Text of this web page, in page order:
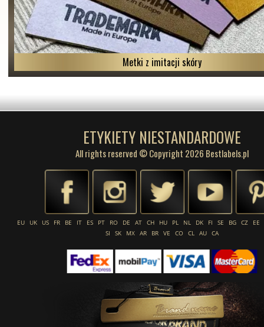
Metki z imitacji skóry
ETYKIETY NIESTANDARDOWE
All rights reserved © Copyright 2026 Bestlabels.pl
EU UK US FR BE IT ES PT RO DE AT CH HU PL NL DK FI SE BG CZ
EE
SI
SK MX AR BR VE CO CL AU CA